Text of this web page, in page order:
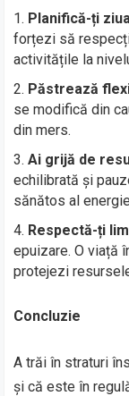
Planifică-ți
forțezi să
activitățile la
Păstrează
se modifică din
din mers.
Ai grijă de
echilibrată și
sănătos al
Respectă-ți
epuizare. O viață
protejezi
Concluzie
A trăi în straturi
și că este în